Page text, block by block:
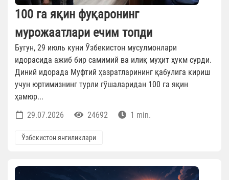
100 га яқин фуқаронинг
мурожаатлари ечим топди
Бугун, 29 июль куни Ўзбекистон мусулмонлари
идорасида ажиб бир самимий ва илиқ муҳит ҳукм сурди.
Диний идорада Муфтий ҳазратларининг қабулига кириш
учун юртимизнинг турли гўшаларидан 100 га яқин
ҳамюр...
29.07.2026
24692 1 min.
Ўзбекистон янгиликлари